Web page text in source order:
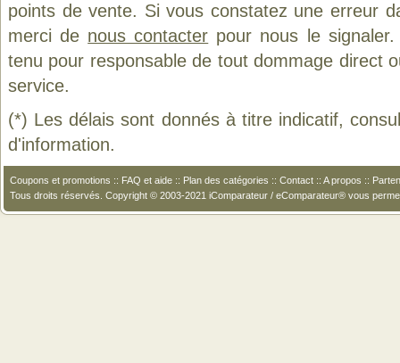
points de vente. Si vous constatez une erreur
merci de nous contacter pour nous le
tenu pour responsable de tout dommage direct
service.
(*) Les délais sont donnés à titre indicatif,
d'information.
Coupons et promotions :: FAQ et aide :: Plan des catégories :: Contact :: A propos ::
Tous droits réservés. Copyright © 2003-2021 iComparateur / eComparateur® vous